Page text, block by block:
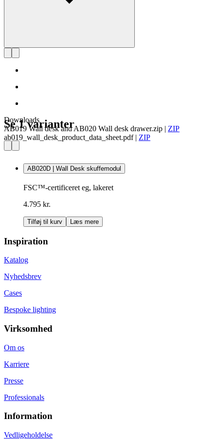
Downloads
AB019 Wall desk and AB020 Wall desk drawer.zip | ZIP
ab019_wall_desk_product_data_sheet.pdf| ZIP
Se 1 varianter
AB020D | Wall Desk skuffemodul
FSC™-certificeret eg, lakeret
4.795 kr.
Tilføj til kurv Læs mere
Inspiration
Katalog
Nyhedsbrev
Cases
Bespoke lighting
Virksomhed
Om os
Karriere
Presse
Professionals
Information
Vedligeholdelse